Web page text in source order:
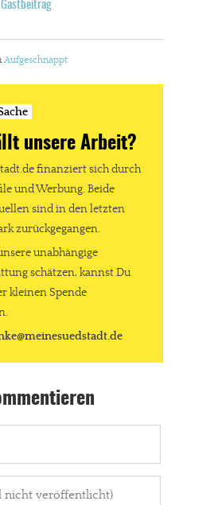
Gastbeitrag
Aufgeschnappt
unsere Arbeit?
finanziert sich durch
und Werbung. Beide
sind in den letzten
zurückgegangen.
unabhängige
schätzen, kannst Du
kleinen Spende